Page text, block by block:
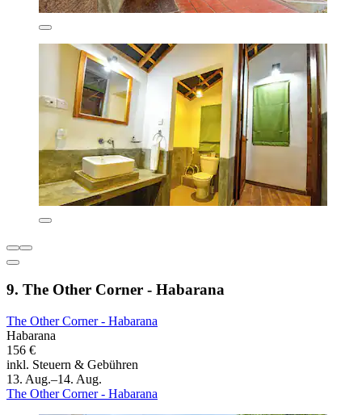
9. The Other Corner - Habarana
The Other Corner - Habarana
Habarana
156 €
inkl. Steuern & Gebühren
13. Aug.–14. Aug.
The Other Corner - Habarana